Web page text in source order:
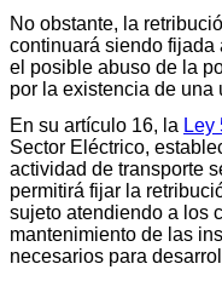
No obstante, la
continuará siendo fijada
el posible abuso de la
por la existencia de una
En su artículo 16, la Ley
Sector Eléctrico,
actividad de transporte
permitirá fijar la
sujeto atendiendo a los
mantenimiento de las
necesarios para